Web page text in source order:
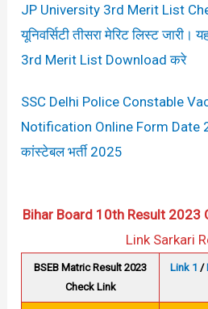
JP University 3rd Merit List
यूनिवर्सिटी तीसरा मेरिट लिस्ट
3rd Merit List Download करे
SSC Delhi Police Constable
Notification Online Form Date
कांस्टेबल भर्ती 2025
Bihar Board 10th Result 2023
Link Sarkari
BSEB Matric Result 2023
Check Link
Link 1 /